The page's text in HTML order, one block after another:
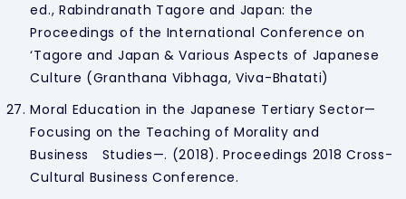
ed., Rabindranath Tagore and Japan: the
Proceedings of the International Conference on
‘Tagore and Japan & Various Aspects of Japanese
Culture (Granthana Vibhaga, Viva-Bhatati)
Moral Education in the Japanese Tertiary Sector—
Focusing on the Teaching of Morality and
Business Studies—. (2018).Proceedings 2018 Cross-
Cultural Business Conference.